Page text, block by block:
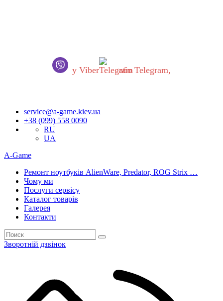
у Viber або Telegram,
service@a-game.kiev.ua
+38 (099) 558 0090
RU
UA
A-Game
Ремонт ноутбуків AlienWare, Predator, ROG Strix …
Чому ми
Послуги сервісу
Каталог товарів
Галерея
Контакти
Зворотній дзвінок